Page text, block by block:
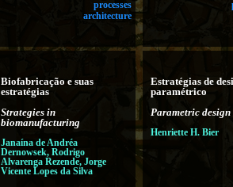
processes
architecture
Biofabricação e suas
estratégias
Strategies in
biomanufacturing
Janaína de Andréa
Dernowsek, Rodrigo
Alvarenga Rezende, Jorge
Vicente Lopes da Silva
Estratégias de
paramétrico
Parametric design
Henriette H. Bier